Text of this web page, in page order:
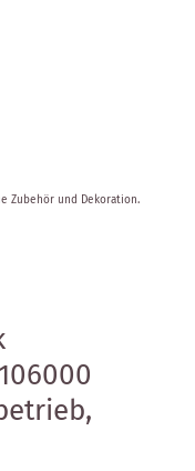
Zubehör und Dekoration.